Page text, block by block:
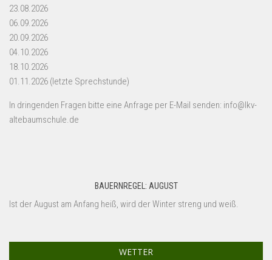
23.08.2026
06.09.2026
20.09.2026
04.10.2026
18.10.2026
01.11.2026 (letzte Sprechstunde)
In dringenden Fragen bitte eine Anfrage per E-Mail senden: info@lkv-
altebaumschule.de
BAUERNREGEL: AUGUST
Ist der August am Anfang heiß, wird der Winter streng und weiß.
WETTER